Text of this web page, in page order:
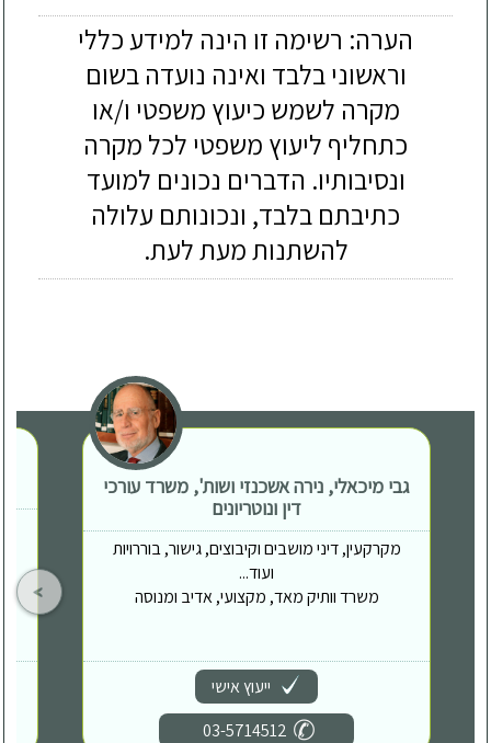
הערה: רשימה זו הינה למידע כללי
וראשוני בלבד ואינה נועדה בשום
מקרה לשמש כיעוץ משפטי ו/או
כתחליף ליעוץ משפטי לכל מקרה
ונסיבותיו. הדברים נכונים למועד
כתיבתם בלבד, ונכונותם עלולה
להשתנות מעת לעת.
גבי מיכאלי, נירה אשכנזי ושות', משרד עורכי
דין ונוטריונים
מקרקעין, דיני מושבים וקיבוצים, גישור, בוררויות
ועוד...
משרד וותיק מאד, מקצועי, אדיב ומנוסה
ייעוץ אישי
03-5714512